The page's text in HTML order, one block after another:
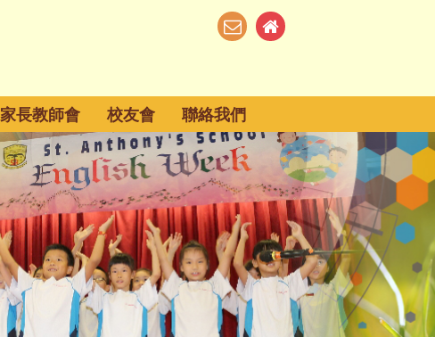
家長教師會 校友會 聯絡我們